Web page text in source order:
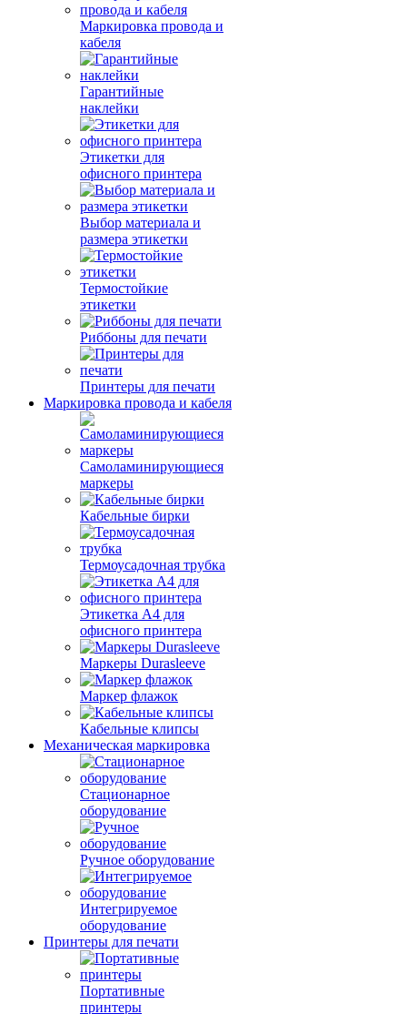
Маркировка провода и
кабеля
Гарантийные
наклейки
Этикетки для
офисного принтера
Выбор материала и
размера этикетки
Термостойкие
этикетки
Риббоны для печати
Принтеры для печати
Маркировка провода и кабеля
Самоламинирующиеся
маркеры
Кабельные бирки
Термоусадочная трубка
Этикетка А4 для
офисного принтера
Маркеры Durasleeve
Маркер флажок
Кабельные клипсы
Механическая маркировка
Стационарное
оборудование
Ручное оборудование
Интегрируемое
оборудование
Принтеры для печати
Портативные
принтеры